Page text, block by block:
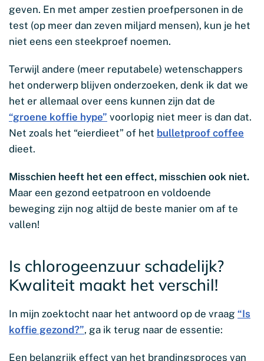
geven. En met amper zestien proefpersonen in de
test (op meer dan zeven miljard mensen), kun je het
niet eens een steekproef noemen.
Terwijl andere (meer reputabele) wetenschappers
het onderwerp blijven onderzoeken, denk ik dat we
het er allemaal over eens kunnen zijn dat de
“groene koffie hype” voorlopig niet meer is dan dat.
Net zoals het “eierdieet” of het bulletproof coffee
dieet.
Misschien heeft het een effect, misschien ook niet.
Maar een gezond eetpatroon en voldoende
beweging zijn nog altijd de beste manier om af te
vallen!
Is chlorogeenzuur schadelijk?
Kwaliteit maakt het verschil!
In mijn zoektocht naar het antwoord op de vraag “Is
koffie gezond?”, ga ik terug naar de essentie:
Een belangrijk effect van het brandingsproces van